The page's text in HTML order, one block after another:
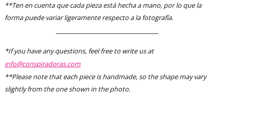
**Ten en cuenta que cada pieza está hecha a mano, por lo que la
forma puede variar ligeramente respecto a la fotografía.
*If you have any questions, feel free to write us at
info@conspiradoras.com
**Please note that each piece is handmade, so the shape may vary
slightly from the one shown in the photo.